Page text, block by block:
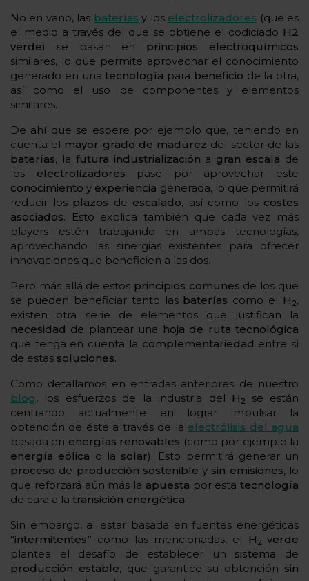
No en vano, las baterías y los electrolizadores (que es
el medio a través del que se obtiene el codiciado H2
verde) se basan en principios electroquímicos
similares, lo que permite aprovechar el conocimiento
generado en unatecnología para beneficio de la otra,
así como el uso de componentes y elementos
similares.
De ahí que se espere por ejemplo que, teniendo en
cuenta el mayor grado de madurez del sector de las
baterías, la futura industrialización a gran escala de
los electrolizadores pase por aprovechar este
conocimiento y experiencia generada, lo que permitirá
reducir los plazos de escalado, así como los costes
asociados. Esto explica también que cada vez más
players estén trabajando en ambas tecnologías,
aprovechando las sinergias existentes para ofrecer
innovaciones que beneficien a las dos.
Pero más allá de estos principios comunes de los que
se pueden beneficiar tanto las baterías como el H 2,
existen otra serie de elementos que justifican la
necesidad de plantear una hoja de ruta tecnológica
que tenga en cuenta la complementariedad entre sí
de estas soluciones.
Como detallamos en entradas anteriores de nuestro
blog, los esfuerzos de la industria del H 2
se están
centrando actualmente en lograr impulsar la
obtención de éste a través de la electrólisis del agua
basada en energías renovables (como por ejemplo la
energía eólica o la solar). Esto permitirá generar un
proceso de producción sostenible y sin emisiones, lo
que reforzará aún más la apuesta por esta tecnología
de cara a la transición energética.
Sin embargo, al estar basada en fuentes energéticas
“intermitentes” como las mencionadas, el H 2 verde
plantea el desafío de establecer un sistema de
producción estable, que garantice su obtención sin